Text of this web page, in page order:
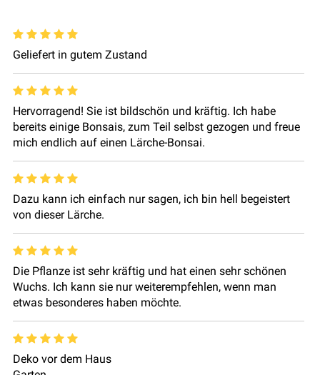
Geliefert in gutem Zustand
Hervorragend! Sie ist bildschön und kräftig. Ich habe
bereits einige Bonsais, zum Teil selbst gezogen und freue
mich endlich auf einen Lärche-Bonsai.
Dazu kann ich einfach nur sagen, ich bin hell begeistert
von dieser Lärche.
Die Pflanze ist sehr kräftig und hat einen sehr schönen
Wuchs. Ich kann sie nur weiterempfehlen, wenn man
etwas besonderes haben möchte.
Deko vor dem Haus